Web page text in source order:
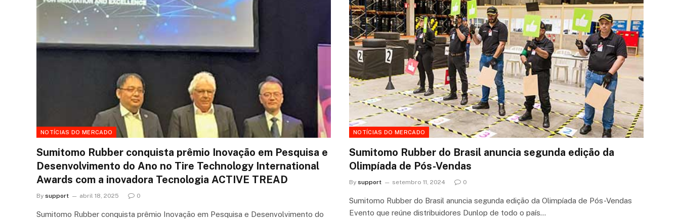
NOTÍCIAS DO MERCADO
Sumitomo Rubber conquista prêmio Inovação em Pesquisa e
Desenvolvimento do Ano no Tire Technology International
Awards com a inovadora Tecnologia ACTIVE TREAD
By support abril 18, 2025 0
Sumitomo Rubber conquista prêmio Inovação em Pesquisa e Desenvolvimento do
NOTÍCIAS DO MERCADO
Sumitomo Rubber do Brasil anuncia segunda edição da
Olimpíada de Pós-Vendas
By support setembro 11, 2024 0
Sumitomo Rubber do Brasil anuncia segunda edição da Olimpíada de Pós-Vendas
Evento que reúne distribuidores Dunlop de todo o país…